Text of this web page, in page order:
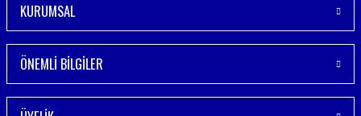
KURUMSAL
ÖNEMLİ BİLGİLER